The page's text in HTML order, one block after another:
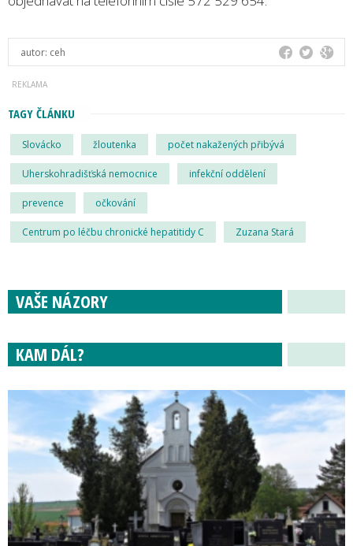
autor: ceh
TAGY ČLÁNKU
Slovácko žloutenka počet nakažených přibývá
Uherskohradišťská nemocnice infekční oddělení
prevence očkování
Centrum po léčbu chronické hepatitidy C Zuzana Stará
VAŠE NÁZORY
KAM DÁL?